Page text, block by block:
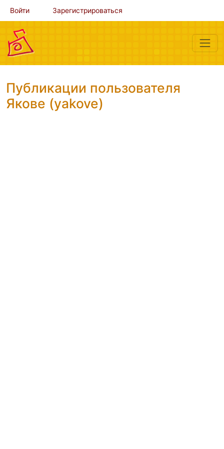
Войти Зарегистрироваться
Публикации пользователя
Якове (yakove)